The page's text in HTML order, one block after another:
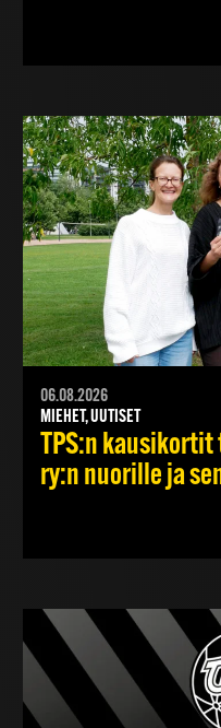
06.08.2026
MIEHET, UUTISET
TPS:n kausikortit
ry:n nuorille ja